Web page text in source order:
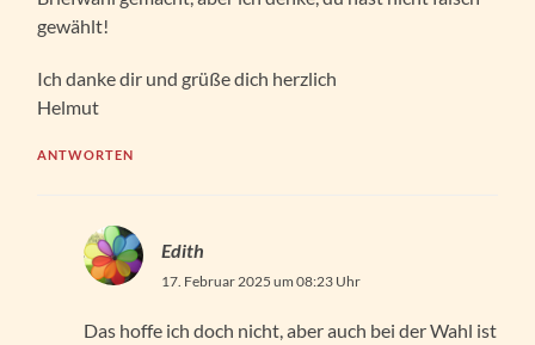
gewählt!
Ich danke dir und grüße dich herzlich
Helmut
ANTWORTEN
Edith
17. Februar 2025 um 08:23 Uhr
Das hoffe ich doch nicht, aber auch bei der Wahl ist